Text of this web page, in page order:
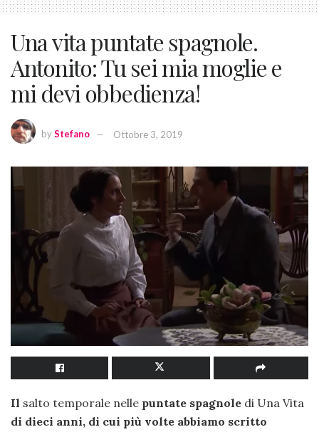
Una vita puntate spagnole.
Antonito: Tu sei mia moglie e
mi devi obbedienza!
byStefano Ottobre 3, 2019
Il salto temporale nelle puntate spagnole di Una Vita
di dieci anni, di cui più volte abbiamo scritto